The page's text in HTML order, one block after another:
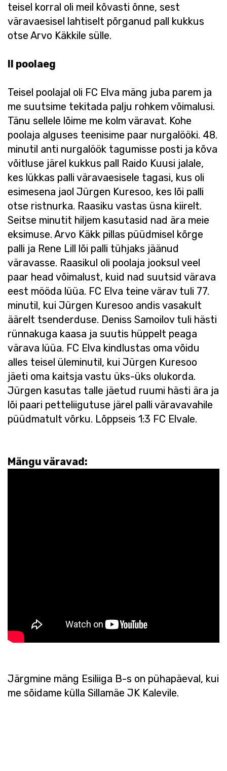
teisel korral oli meil kõvasti õnne, sest
väravaesisel lahtiselt põrganud pall kukkus
otse Arvo Käkkile sülle.
II poolaeg
Teisel poolajal oli FC Elva mäng juba parem ja
me suutsime tekitada palju rohkem võimalusi.
Tänu sellele lõime me kolm väravat. Kohe
poolaja alguses teenisime paar nurgalööki. 48.
minutil anti nurgalöök tagumisse posti ja kõva
võitluse järel kukkus pall Raido Kuusi jalale,
kes lükkas palli väravaesisele tagasi, kus oli
esimesena jaol Jürgen Kuresoo, kes lõi palli
otse ristnurka. Raasiku vastas üsna kiirelt.
Seitse minutit hiljem kasutasid nad ära meie
eksimuse. Arvo Käkk pillas püüdmisel kõrge
palli ja Rene Lill lõi palli tühjaks jäänud
väravasse. Raasikul oli poolaja jooksul veel
paar head võimalust, kuid nad suutsid värava
eest mööda lüüa. FC Elva teine värav tuli 77.
minutil, kui Jürgen Kuresoo andis vasakult
äärelt tsenderduse. Deniss Samoilov tuli hästi
rünnakuga kaasa ja suutis hüppelt peaga
värava lüüa. FC Elva kindlustas oma võidu
alles teisel üleminutil, kui Jürgen Kuresoo
jäeti oma kaitsja vastu üks-üks olukorda.
Jürgen kasutas talle jäetud ruumi hästi ära ja
lõi paari petteliigutuse järel palli väravavahile
püüdmatult võrku. Lõppseis 1:3 FC Elvale.
Mängu väravad:
Järgmine mäng Esiliiga B-s on pühapäeval, kui
me sõidame külla Sillamäe JK Kalevile.